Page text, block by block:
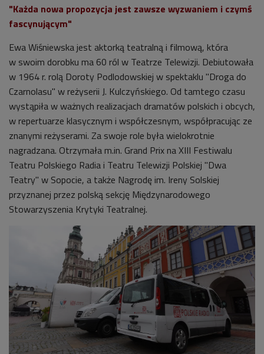
"Każda nowa propozycja jest zawsze wyzwaniem i czymś
fascynującym"
Ewa Wiśniewska jest aktorką teatralną i filmową, która
w swoim dorobku ma 60 ról w Teatrze Telewizji. Debiutowała
w 1964 r. rolą Doroty Podlodowskiej w spektaklu "Droga do
Czarnolasu" w reżyserii J. Kulczyńskiego. Od tamtego czasu
wystąpiła w ważnych realizacjach dramatów polskich i obcych,
w repertuarze klasycznym i współczesnym, współpracując ze
znanymi reżyserami. Za swoje role była wielokrotnie
nagradzana. Otrzymała m.in. Grand Prix na XIII Festiwalu
Teatru Polskiego Radia i Teatru Telewizji Polskiej "Dwa
Teatry" w Sopocie, a także Nagrodę im. Ireny Solskiej
przyznanej przez polską sekcję Międzynarodowego
Stowarzyszenia Krytyki Teatralnej.